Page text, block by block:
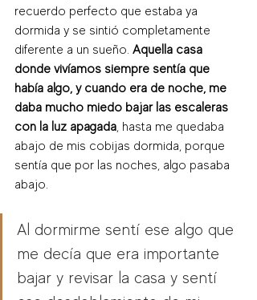
recuerdo perfecto que estaba ya
dormida y se sintió completamente
diferente a un sueño. Aquella casa
donde vivíamos siempre sentía que
había algo, y cuando era de noche, me
daba mucho miedo bajar las escaleras
con la luz apagada , hasta me quedaba
abajo de mis cobijas dormida, porque
sentía que por las noches, algo pasaba
abajo.
Al dormirme sentí ese algo que
me decía que era importante
bajar y revisar la casa y sentí